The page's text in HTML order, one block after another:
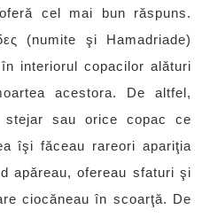
cel mai bun răspuns.
(numite şi Hamadriade)
interiorul copacilor alături
acestora. De altfel,
stejar sau orice copac ce
îşi făceau rareori apariţia
apăreau, ofereau sfaturi şi
ciocăneau în scoarţă. De